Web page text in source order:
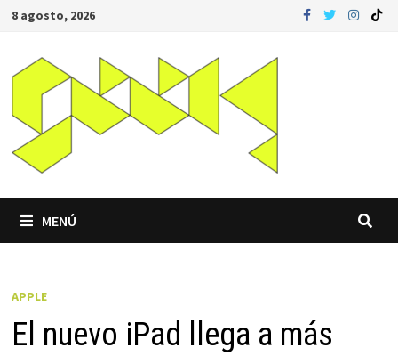
Saltar
contenido
8 agosto, 2026
MENÚ
APPLE
El nuevo iPad llega a más